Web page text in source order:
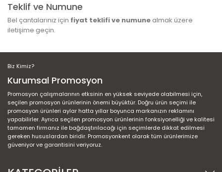
Teklif ve Numune
Bel çantalarınız için fiyat teklifi ve numune almak üzere
iletişime geçin.
Biz Kimiz?
Kurumsal Promosyon
Promosyon çalışmalarının etksinin en yüksek seviyede olabilmesi için,
seçilen promosyon ürünlerinin önemi büyüktür. Doğru ürün seçimi ile
promosyon ürünleri aylar hatta yıllar boyunca markanızın reklamını
yapabilirler. Ayrıca seçilen promosyon ürünlerinin fonksiyonelliği ve kalitesi
tamamen firmanız ile bağdaştırılacağı için seçimlerde dikkat edilmesi
gereken hususlardan biridir. Promosyonkent olarak tüm ürünlerimize
güveniyor ve garantisini veriyoruz.